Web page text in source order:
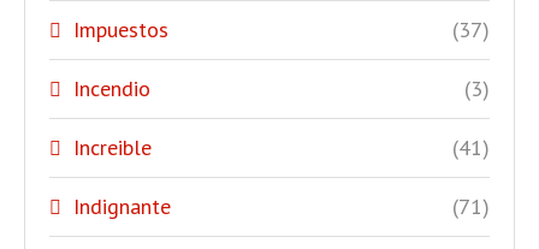
Impuestos (37)
Incendio (3)
Increible (41)
Indignante (71)